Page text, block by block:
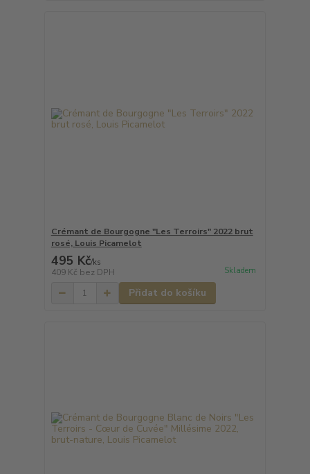
Crémant de Bourgogne "Les Terroirs" 2022 brut
rosé, Louis Picamelot
495 Kč/ks
409 Kč bez DPH Skladem
Přidat do košíku